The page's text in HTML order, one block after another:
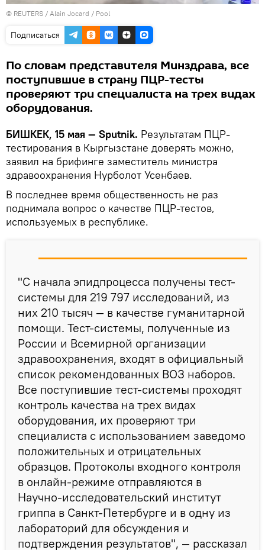
© REUTERS / Alain Jocard / Pool
Подписаться
По словам представителя Минздрава, все
поступившие в страну ПЦР-тесты
проверяют три специалиста на трех видах
оборудования.
БИШКЕК, 15 мая — Sputnik. Результатам ПЦР-
тестирования в Кыргызстане доверять можно,
заявил на брифинге заместитель министра
здравоохранения Нурболот Усенбаев.
В последнее время общественность не раз
поднимала вопрос о качестве ПЦР-тестов,
используемых в республике.
"С начала эпидпроцесса получены тест-
системы для 219 797 исследований, из
них 210 тысяч — в качестве гуманитарной
помощи. Тест-системы, полученные из
России и Всемирной организации
здравоохранения, входят в официальный
список рекомендованных ВОЗ наборов.
Все поступившие тест-системы проходят
контроль качества на трех видах
оборудования, их проверяют три
специалиста с использованием заведомо
положительных и отрицательных
образцов. Протоколы входного контроля
в онлайн-режиме отправляются в
Научно-исследовательский институт
гриппа в Санкт-Петербурге и в одну из
лабораторий для обсуждения и
подтверждения результатов", — рассказал